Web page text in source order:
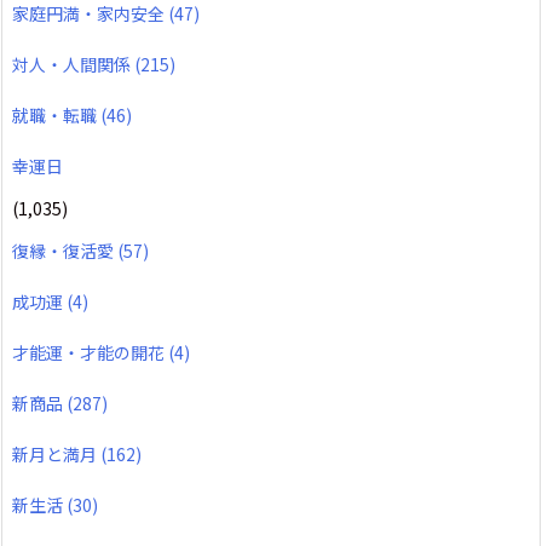
家庭円満・家内安全 (47)
対人・人間関係 (215)
就職・転職 (46)
幸運日
(1,035)
復縁・復活愛 (57)
成功運 (4)
才能運・才能の開花 (4)
新商品 (287)
新月と満月 (162)
新生活 (30)